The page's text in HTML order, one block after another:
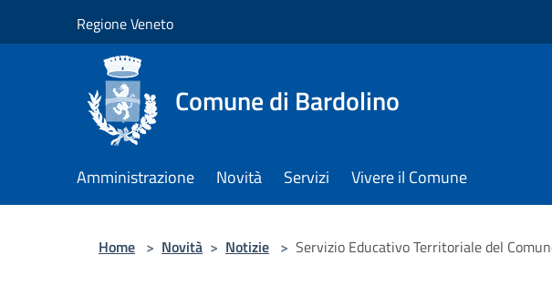
Regione Veneto
Comune di Bardolino
Amministrazione Novità Servizi Vivere il Comune
Home > Novità > Notizie > Servizio Educativo Territoriale del